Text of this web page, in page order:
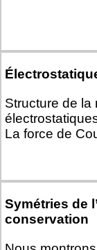
Structure de la
La force de
Symétries de
conservation